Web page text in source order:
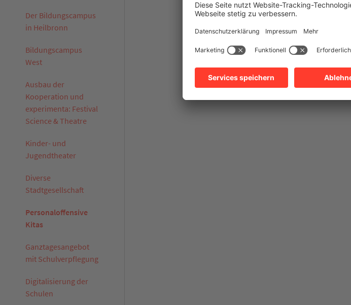
Der Bildungscampus
in Heilbronn
Bildungscampus
West
Ausbau der
Kooperation und
experimenta: Festival
Science & Theatre
Kinder- und
Jugendtheater
Diverse
Stadtgesellschaft
Personaloffensive
Kitas
Ganztagesangebot
mit Schulverpflegung
Digitalisierung der
Schulen